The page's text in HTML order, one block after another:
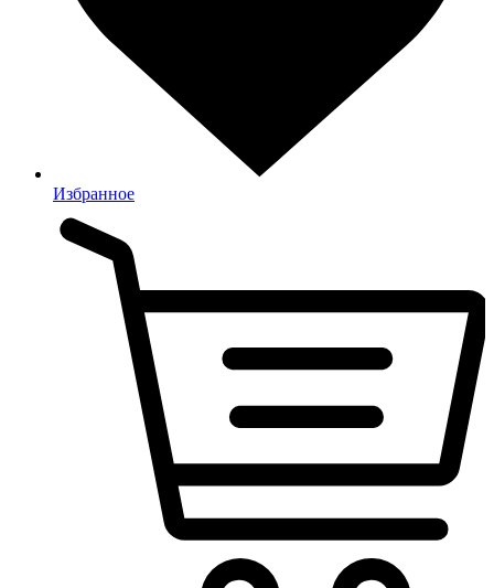
Избранное